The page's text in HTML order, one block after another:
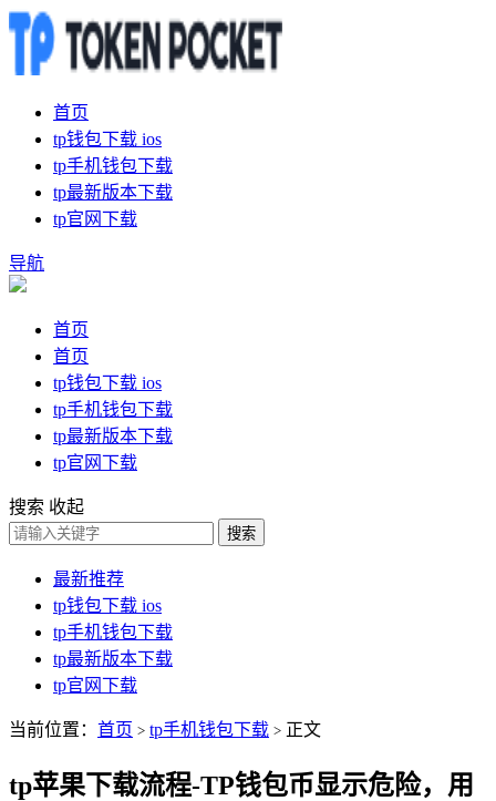
首页
tp钱包下载 ios
tp手机钱包下载
tp最新版本下载
tp官网下载
导航
首页
首页
tp钱包下载 ios
tp手机钱包下载
tp最新版本下载
tp官网下载
搜索 收起
搜索
最新推荐
tp钱包下载 ios
tp手机钱包下载
tp最新版本下载
tp官网下载
当前位置： 首页 > tp手机钱包下载 > 正文
tp苹果下载流程-TP钱包币显示危险，用